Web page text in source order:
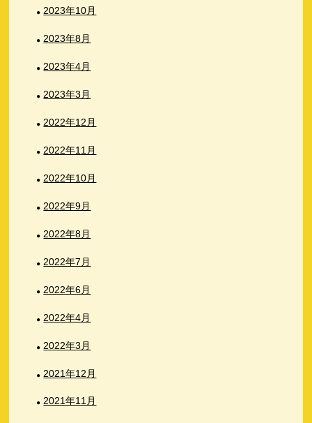
2023年10月
2023年8月
2023年4月
2023年3月
2022年12月
2022年11月
2022年10月
2022年9月
2022年8月
2022年7月
2022年6月
2022年4月
2022年3月
2021年12月
2021年11月